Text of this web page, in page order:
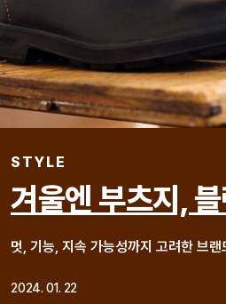
STYLE
겨울엔 부츠지,
멋, 기능, 지속 가능성까지 고려한 브랜
2024. 01. 22